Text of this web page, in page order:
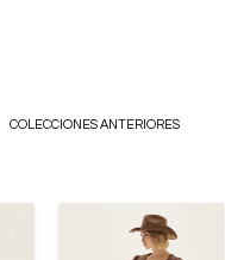
COLECCIONES ANTERIORES